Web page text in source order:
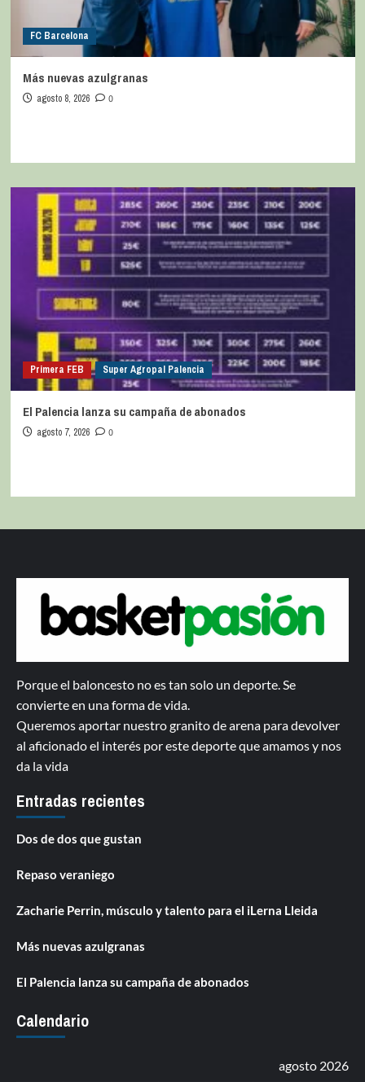
FC Barcelona
Más nuevas azulgranas
agosto 8, 2026 0
Primera FEB Super Agropal Palencia
El Palencia lanza su campaña de abonados
agosto 7, 2026 0
Porque el baloncesto no es tan solo un deporte. Se
convierte en una forma de vida.
Queremos aportar nuestro granito de arena para devolver
al aficionado el interés por este deporte que amamos y nos
da la vida
Entradas recientes
Dos de dos que gustan
Repaso veraniego
Zacharie Perrin, músculo y talento para el iLerna Lleida
Más nuevas azulgranas
El Palencia lanza su campaña de abonados
Calendario
agosto 2026